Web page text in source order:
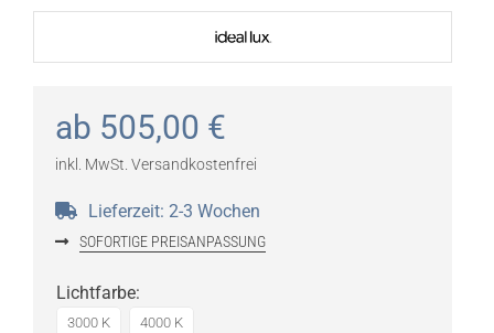
ab 505,00 €
inkl. MwSt. Versandkostenfrei
Lieferzeit: 2-3 Wochen
SOFORTIGE PREISANPASSUNG
Lichtfarbe:
3000 K 4000 K